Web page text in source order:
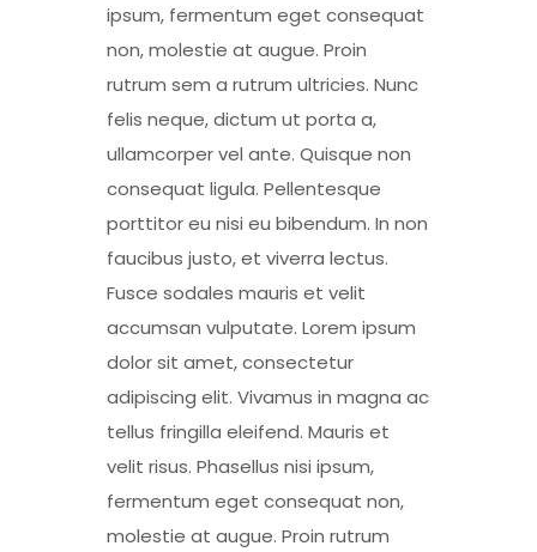
ipsum, fermentum eget consequat
non, molestie at augue. Proin
rutrum sem a rutrum ultricies. Nunc
felis neque, dictum ut porta a,
ullamcorper vel ante. Quisque non
consequat ligula. Pellentesque
porttitor eu nisi eu bibendum. In non
faucibus justo, et viverra lectus.
Fusce sodales mauris et velit
accumsan vulputate. Lorem ipsum
dolor sit amet, consectetur
adipiscing elit. Vivamus in magna ac
tellus fringilla eleifend. Mauris et
velit risus. Phasellus nisi ipsum,
fermentum eget consequat non,
molestie at augue. Proin rutrum